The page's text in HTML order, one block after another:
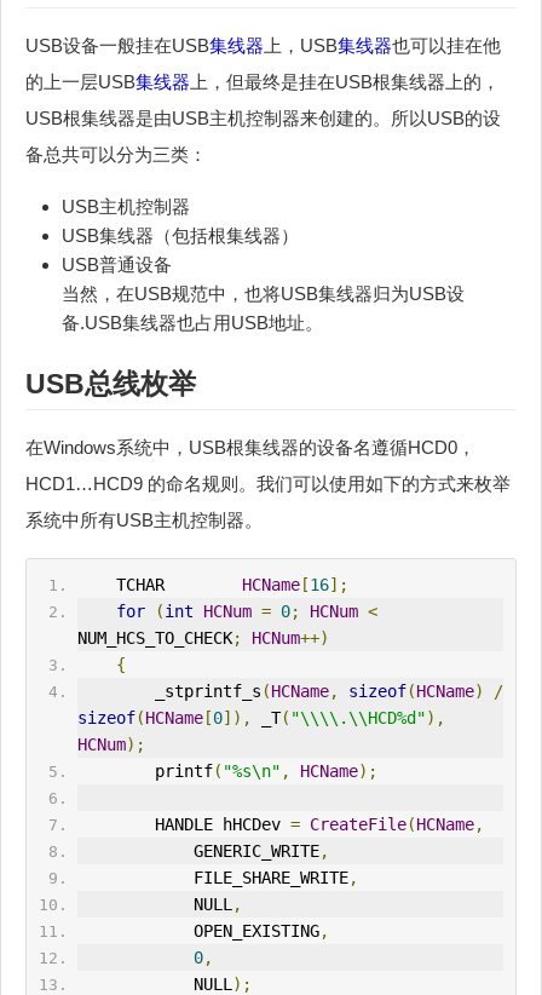
USB设备一般挂在USB集线器上，USB集线器也可以挂在他
的上一层USB集线器上，但最终是挂在USB根集线器上的，
USB根集线器是由USB主机控制器来创建的。所以USB的设
备总共可以分为三类：
USB主机控制器
USB集线器（包括根集线器）
USB普通设备
当然，在USB规范中，也将USB集线器归为USB设
备.USB集线器也占用USB地址。
USB总线枚举
在Windows系统中，USB根集线器的设备名遵循HCD0，
HCD1…HCD9 的命名规则。我们可以使用如下的方式来枚举
系统中所有USB主机控制器。
    TCHAR
HCName[16];
for
(int HCNum = 0; HCNum <
NUM_HCS_TO_CHECK; HCNum++)
{
        _stprintf_s
(HCName, sizeof(HCName)
/
sizeof(HCName[0]), _T( "\\\\.\\HCD%d"),
HCNum);
        printf
( "%s\n" , HCName);
        HANDLE hHCDev
= CreateFile(HCName,
            GENERIC_
WRITE,
            FILE_SHARE_
WRITE,
            NULL
,
            OPEN_EXIST
ING,
0,
            NULL
);